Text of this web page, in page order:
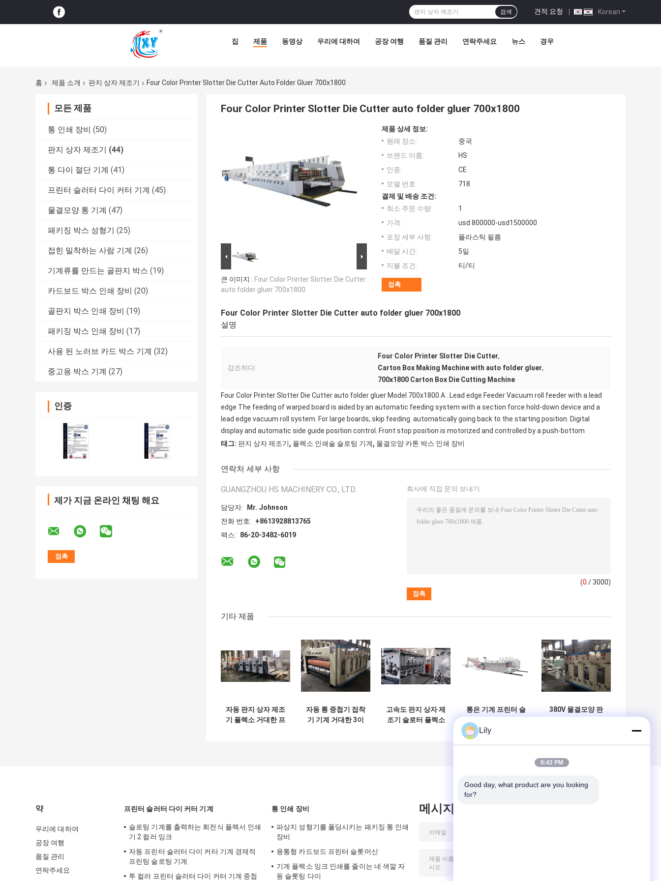
Korean
견적 요청 |
검색
집 제품 동영상 우리에 대하여 공장 여행 품질 관리 연락주세요 뉴스 경우
홈 제품 소개 판지 상자 제조기 Four Color Printer Slotter Die Cutter Auto Folder Gluer 700x1800
모든 제품
통 인쇄 장비 (50)
판지 상자 제조기 (44)
통 다이 절단 기계 (41)
프린터 슬러터 다이 커터 기계 (45)
물결모양 통 기계 (47)
패키징 박스 성형기 (25)
접힌 밀착하는 사람 기계 (26)
기계류를 만드는 골판지 박스 (19)
카드보드 박스 인쇄 장비 (20)
골판지 박스 인쇄 장비 (19)
패키징 박스 인쇄 장비 (17)
사용 된 노러브 카드 박스 기계 (32)
중고용 박스 기계 (27)
인증
제가 지금 온라인 채팅 해요
Four Color Printer Slotter Die Cutter auto folder gluer 700x1800
큰 이미지 : Four Color Printer Slotter Die Cutter
auto folder gluer 700x1800
제품 상세 정보:
원래 장소:
중국
브랜드 이름:
HS
인증:
CE
모델 번호:
718
결제 및 배송 조건:
최소 주문 수량:
1
가격:
usd 800000-usd1500000
포장 세부 사항:
플라스틱 필름
배달 시간:
5일
지불 조건:
티/티
접촉
Four Color Printer Slotter Die Cutter auto folder gluer 700x1800
설명
강조하다:
Four Color Printer Slotter Die Cutter,
Carton Box Making Machine with auto folder gluer,
700x1800 Carton Box Die Cutting Machine
Four Color Printer Slotter Die Cutter auto folder gluer Model 700x1800 A . Lead edge Feeder Vacuum roll feeder with a lead
edge The feeding of warped board is aided by an automatic feeding system with a section force hold-down device and a
lead edge vacuum roll system. For large boards, skip feeding. automatically going back to the starting position. Digital
display and automatic side guide position control. Front stop position is motorized and controlled by a push-bottom
태그: 판지 상자 제조기, 플렉소 인쇄술 슬로팅 기계, 물결모양 카톤 박스 인쇄 장비
연락처 세부 사항
GUANGZHOU HS MACHINERY CO., LTD.
담당자:
Mr. Johnson
전화 번호:
+8613928813765
팩스:
86-20-3482-6019
회사에 직접 문의 보내기
(0 / 3000)
기타 제품
자동 판지 상자 제조
기 플렉소 거대한 프
자동 통 중첩기 접착
기 기계 거대한 3이
고속도 판지 상자 제
조기 슬로터 플렉소
통은 기계 프린터 슬
드는 카드보드 박스
를 주름지게 했습니
380V 물결모양 판
약
우리에 대하여
공장 여행
품질 관리
연락주세요
프린터 슬러터 다이 커터 기계
슬로팅 기계를 출력하는 회전식 플렉서 인쇄
기 2 컬러 잉크
자동 프린터 슬러터 다이 커터 기계 경제적
프린팅 슬로팅 기계
투 컬러 프린터 슬러터 다이 커터 기계 중첩
통 인쇄 장비
파상지 성형기를 폴딩시키는 패키징 통 인쇄
장비
융통형 카드보드 프린터 슬롯머신
기계 플렉소 잉크 인쇄를 줄이는 네 색깔 자
동 슬롯팅 다이
메시지를 남겨주세요
Lily
9:42 PM
Good day, what product are you looking
for?